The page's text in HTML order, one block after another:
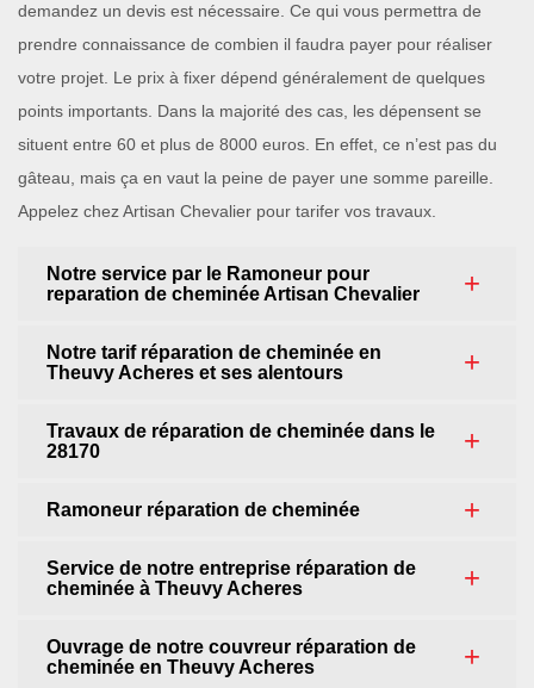
demandez un devis est nécessaire. Ce qui vous permettra de
prendre connaissance de combien il faudra payer pour réaliser
votre projet. Le prix à fixer dépend généralement de quelques
points importants. Dans la majorité des cas, les dépensent se
situent entre 60 et plus de 8000 euros. En effet, ce n’est pas du
gâteau, mais ça en vaut la peine de payer une somme pareille.
Appelez chez Artisan Chevalier pour tarifer vos travaux.
Notre service par le Ramoneur pour
reparation de cheminée Artisan Chevalier
Notre tarif réparation de cheminée en
Theuvy Acheres et ses alentours
Travaux de réparation de cheminée dans le
28170
Ramoneur réparation de cheminée
Service de notre entreprise réparation de
cheminée à Theuvy Acheres
Ouvrage de notre couvreur réparation de
cheminée en Theuvy Acheres